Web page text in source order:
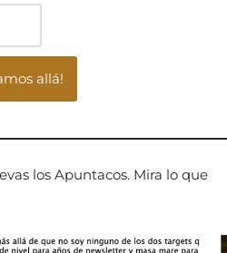
allá!
los Apuntacos. Mira lo que